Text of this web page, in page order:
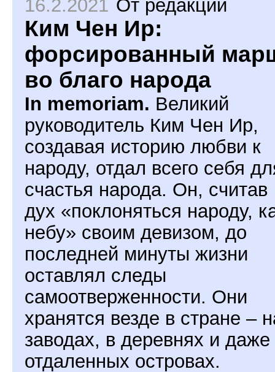
16.2.2021 От редакции
Ким Чен Ир:
форсированный
во благо народа
In memoriam. Великий
руководитель Ким Чен Ир,
создавая историю любви к
народу, отдал всего себя
счастья народа. Он, считав
дух «поклоняться народу,
небу» своим девизом, до
последней минуты жизни
оставлял следы
самоотверженности. Они
хранятся везде в стране –
заводах, в деревнях и даже
отдаленных островах.